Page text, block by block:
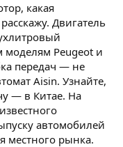
какая
Двигатель
Peugeot и
передач — не
Aisin. Узнайте,
— в Китае. На
автомобилей
местного рынка.